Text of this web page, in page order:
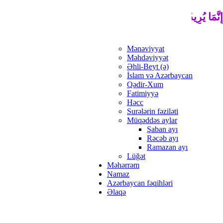
إِنَّمَا يُرِيدُ اللَّهُ لِيُذْهِبَ عَنْكُمُ الرِّجْسَ أَهْلَ الْبَيْتِ
Mənəviyyat
Məhdəviyyət
Əhli-Beyt (ə)
İslam və Azərbaycan
Qədir-Xum
Fatimiyyə
Həcc
Surələrin fəziləti
Müqəddəs aylar
Şaban ayı
Rəcəb ayı
Ramazan ayı
Lüğət
Məhərrəm
Namaz
Azərbaycan fəqihləri
Əlaqə